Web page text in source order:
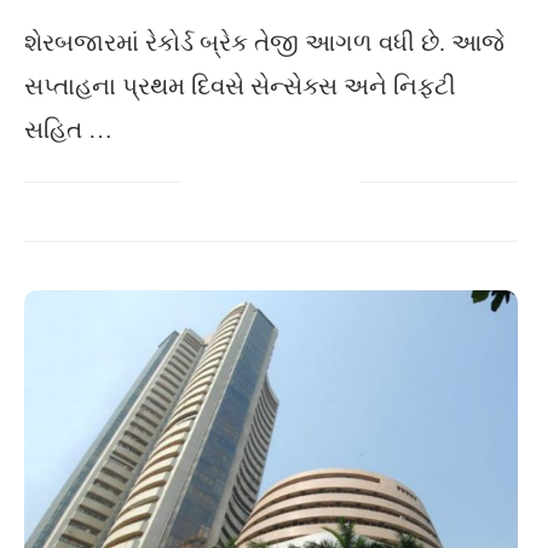
શેરબજારમાં રેકોર્ડ બ્રેક તેજી આગળ વધી છે. આજે
સપ્તાહના પ્રથમ દિવસે સેન્સેક્સ અને નિફટી
સહિત …